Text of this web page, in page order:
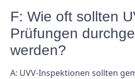
F: Wie oft sollten
Prüfungen
werden?
A: UVV-Inspektionen sollten